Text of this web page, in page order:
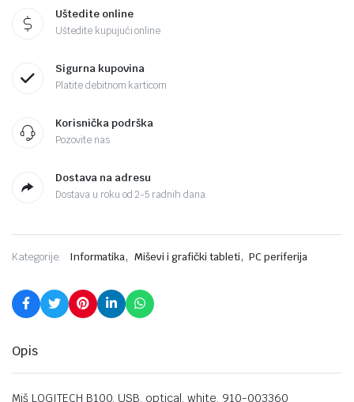
Uštedite online
Uštedite kupujući online
Sigurna kupovina
Platite debitnom karticom
Korisnička podrška
Pozovite nas
Dostava na adresu
Dostava u roku od 2-5 radnih dana
Kategorije: Informatika, Miševi i grafički tableti, PC periferija
Opis
Miš LOGITECH B100, USB, optical, white, 910-003360